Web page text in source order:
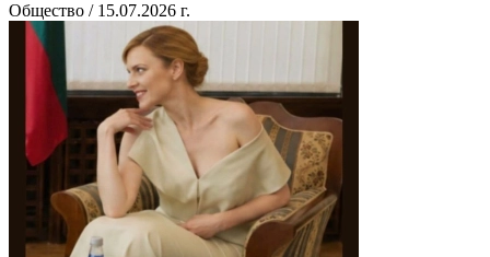
Общество / 15.07.2026 г.